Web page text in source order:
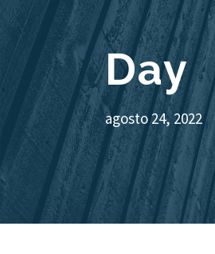
Day
agosto 24, 2022